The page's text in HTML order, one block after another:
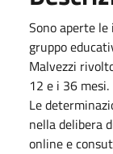
Sono aperte
gruppo
Malvezzi
12 e i 36 mesi.
Le
nella delibera
online e